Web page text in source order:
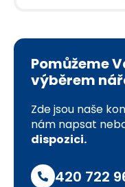
Pomůžeme
výběrem
Zde jsou naše
nám napsat
dispozici.
+420 722